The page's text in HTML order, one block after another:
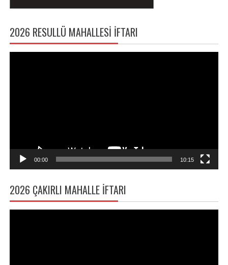
2026 RESULLÜ MAHALLESI İFTARI
00:00 10:15
2026 ÇAKIRLI MAHALLE İFTARI